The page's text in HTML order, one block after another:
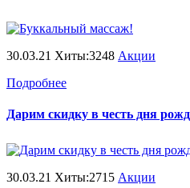
30.03.21 Хиты:3248 Акции
Подробнее
Дарим скидку в честь дня
30.03.21 Хиты:2715 Акции